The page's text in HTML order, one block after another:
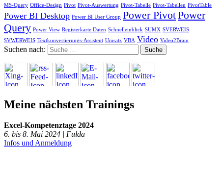
MS-Query Office-Design Pivot Pivot-Auswertung Pivot-Tabelle Pivot-Tabellen PivotTable
Power BI Desktop Power BI User Group Power PivotPower
Query Power View Registerkarte Daten Schnelleinblick SUMX SVERWEIS
SVWERWEIS Textkonvertierungs-Assistent Umsatz VBA Video Video2Brain
Suchen nach:
Meine nächsten Trainings
Excel-Kompetenztage 2024
6. bis 8. Mai 2024 | Fulda
Infos und Anmeldung